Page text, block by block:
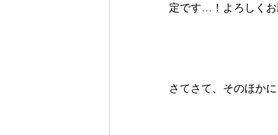
定です…！よろしくお
さてさて、そのほか